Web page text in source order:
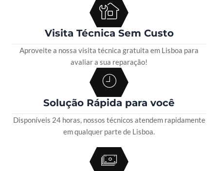
Visita Técnica Sem Custo
Aproveite a nossa visita técnica gratuita em Lisboa para
avaliar a sua reparação!
Solução Rápida para você
Disponíveis 24 horas, nossos técnicos atendem rapidamente
em qualquer parte de Lisboa.